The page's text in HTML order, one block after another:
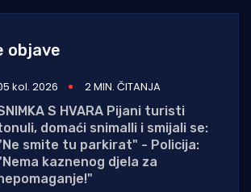
objave
kol. 2026
2 MIN. ČITANJA
S HVARA Pijani turisti
domaći snimalli i smijali se:
smite tu parkirat" - Policija:
kaznenog djela za